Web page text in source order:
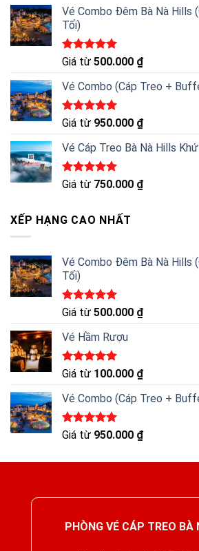
5 sao
Vé Combo Đêm Bà Nà Hills
Tối)
Được xếp
5 sao
Giá từ 500.000 ₫
Vé Combo (Cáp Treo +
Được xếp
5 sao
Giá từ 950.000 ₫
Vé Cáp Treo Bà Nà Hills
Được xếp
Giá từ 750.000 ₫
XẾP HẠNG CAO NHẤT
Vé Combo Đêm Bà Nà Hills
Tối)
Được xếp
5 sao
Giá từ 500.000 ₫
Vé Hầm Rượu
Được xếp
5 sao
Giá từ 100.000 ₫
Vé Combo (Cáp Treo +
Được xếp
Giá từ 950.000 ₫
PHÒNG VÉ CÁP TREO BÀ